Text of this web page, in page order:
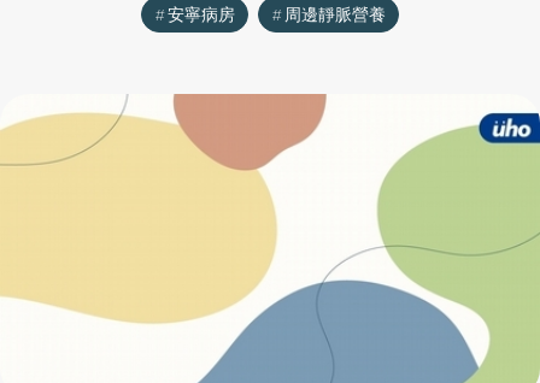
安寧病房
周邊靜脈營養